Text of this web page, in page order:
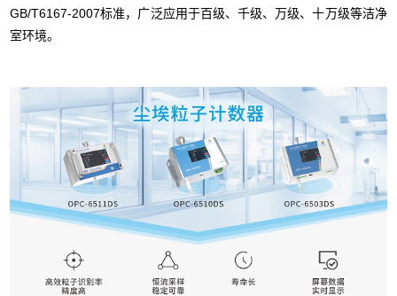
GB/T6167-2007标准，广泛应用于百级、千级、万级、十万级等洁净
室环境。